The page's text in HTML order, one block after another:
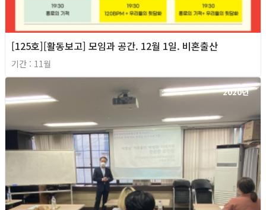
[125호][활동보고] 모임과 공간. 12월 1일. 비혼출산
기간 : 11월
2020년